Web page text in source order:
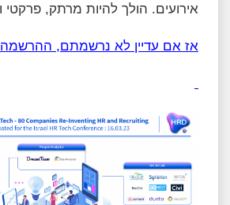
אירועים. הולך להיות מרתק,
אז אם עדיין לא נרשמתם, ההרשמה